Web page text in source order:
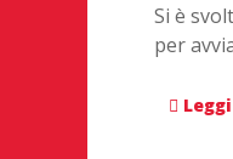
Si è
per